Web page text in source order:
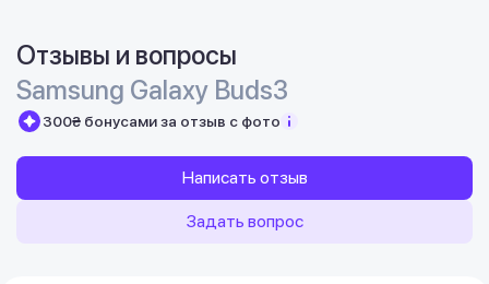
Отзывы и вопросы
Samsung Galaxy Buds3
300₴ бонусами за отзыв с фото
Написать отзыв
Задать вопрос